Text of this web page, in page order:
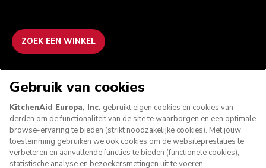
ZOEK EEN WINKEL
VOLG ONS
Gebruik van cookies
KitchenAid Europa, Inc. gebruikt eigen cookies en cookies van
derden om de functionaliteit van de site te waarborgen en een optimale
browse-ervaring te bieden (strikt noodzakelijke cookies). Met jouw
toestemming gebruiken we ook cookies om de websiteprestaties te
verbeteren en aanvullende functies te bieden (functionele cookies),
statistische analyse en bezoekersmetingen uit te voeren